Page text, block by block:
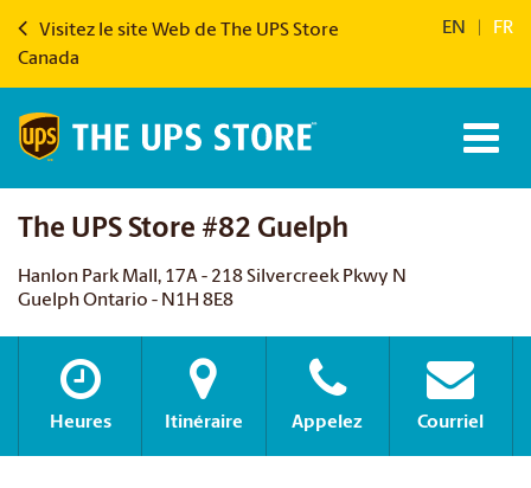
Visitez le site Web de The UPS Store
Canada
EN FR
The UPS Store #82 Guelph
Hanlon Park Mall, 17A - 218 Silvercreek Pkwy N
Guelph Ontario - N1H 8E8
Heures Itinéraire Appelez Courriel